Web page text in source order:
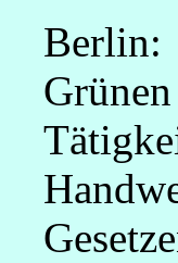
Berlin: